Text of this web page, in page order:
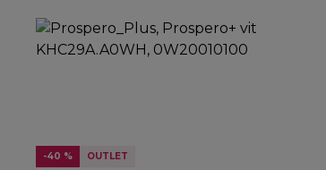
-40 % OUTLET